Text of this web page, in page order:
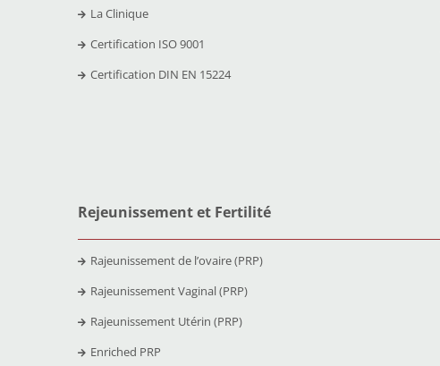
La Clinique
Certification ISO 9001
Certification DIN EN 15224
Rejeunissement et Fertilité
Rajeunissement de l’ovaire (PRP)
Rajeunissement Vaginal (PRP)
Rajeunissement Utérin (PRP)
Enriched PRP